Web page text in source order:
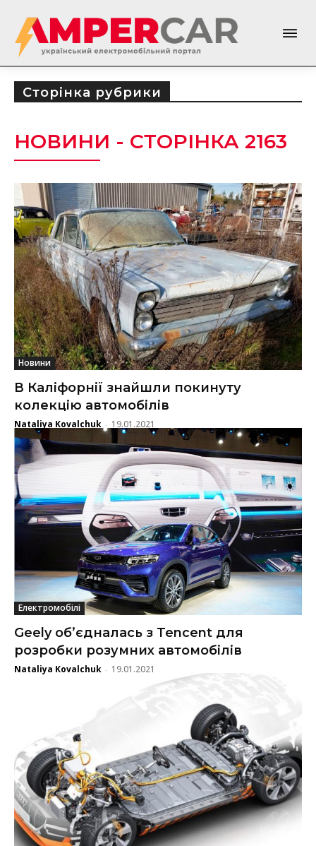
Сторінка рубрики
НОВИНИ - СТОРІНКА 2163
Новини
В Каліфорнії знайшли покинуту
колекцію автомобілів
Nataliya Kovalchuk - 19.01.2021
Електромобілі
Geely об’єдналась з Tencent для
розробки розумних автомобілів
Nataliya Kovalchuk - 19.01.2021